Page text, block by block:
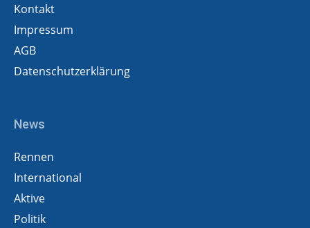
Kontakt
Impressum
AGB
Datenschutzerklärung
News
Rennen
International
Aktive
Politik